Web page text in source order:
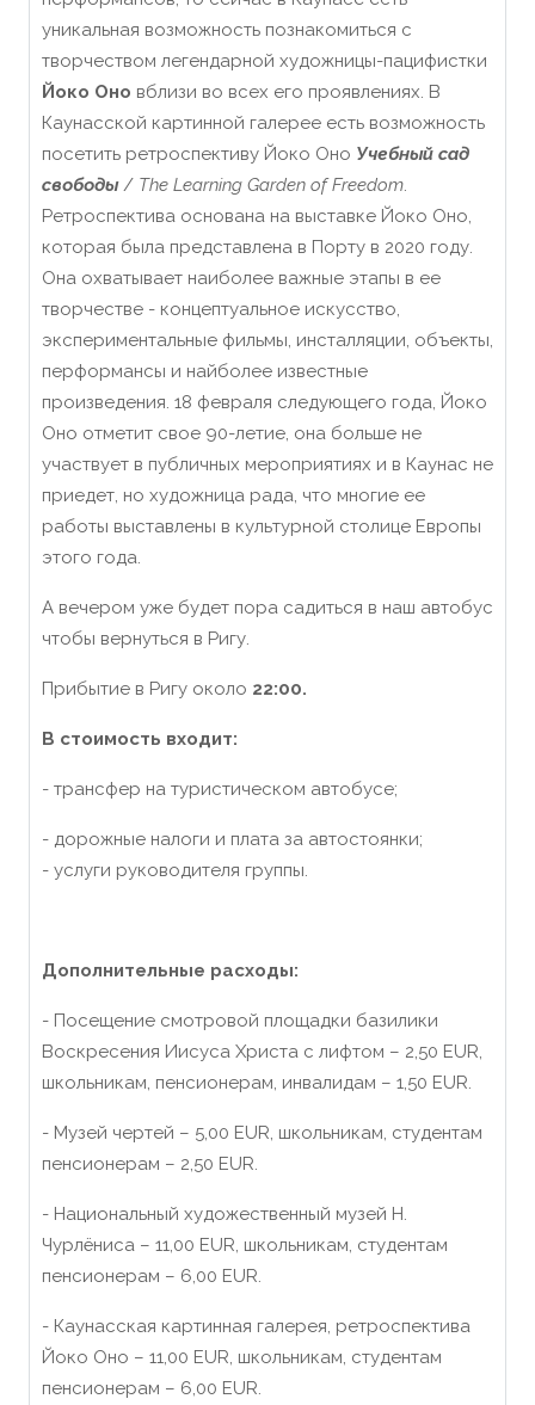
уникальная возможность познакомиться с
творчеством легендарной художницы-пацифистки
Йоко Оно вблизи во всех его проявлениях. В
Каунасской картинной галерее есть возможность
посетить ретроспективу Йоко Оно Учебный сад
свободы/ The Learning Garden of Freedom.
Ретроспектива основана на выставке Йоко Оно,
которая была представлена в Порту в 2020 году.
Она охватывает наиболее важные этапы в ее
творчестве - концептуальное искусство,
экспериментальные фильмы, инсталляции, объекты,
перформансы и найболее известные
произведения. 18 февраля следующего года, Йоко
Оно отметит свое 90-летие, она больше не
участвует в публичных мероприятиях и в Каунас не
приедет, но художница рада, что многие ее
работы выставлены в культурной столице Европы
этого года.
А вечером уже будет пора садиться в наш автобус
чтобы вернуться в Ригу.
Прибытие в Ригу около 22:00.
В стоимость входит:
- трансфер на туристическом автобусе;
- дорожные налоги и плата за автостоянки;
- услуги руководителя группы.
Дополнительные расходы:
- Посещение смотровой площадки базилики
Воскресения Иисуса Христа с лифтом – 2,50 EUR,
школьникам, пенсионерам, инвалидам – 1,50 EUR.
- Музей чертей – 5,00 EUR, школьникам, студентам
пенсионерам – 2,50 EUR.
- Национальный художественный музей Н.
Чурлёниса – 11,00 EUR, школьникам, студентам
пенсионерам – 6,00 EUR.
- Каунасская картинная галерея, ретроспектива
Йоко Оно – 11,00 EUR, школьникам, студентам
пенсионерам – 6,00 EUR.